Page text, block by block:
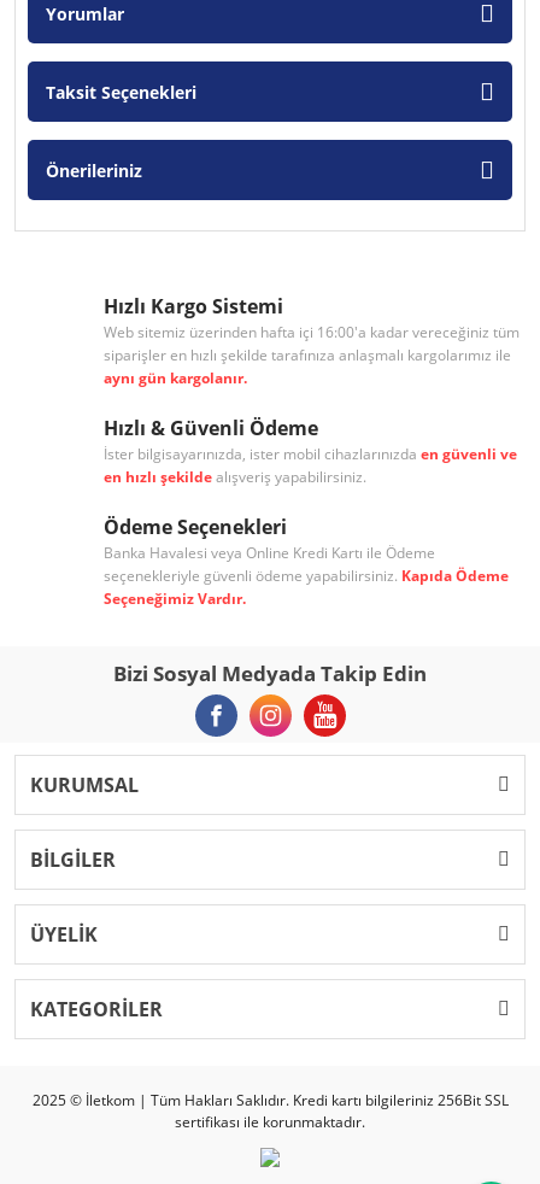
Yorumlar
Taksit Seçenekleri
Önerileriniz
Hızlı Kargo Sistemi
Web sitemiz üzerinden hafta içi 16:00'a kadar vereceğiniz tüm
siparişler en hızlı şekilde tarafınıza anlaşmalı kargolarımız ile
aynı gün kargolanır.
Hızlı & Güvenli Ödeme
İster bilgisayarınızda, ister mobil cihazlarınızda en güvenli ve
en hızlı şekildealışveriş yapabilirsiniz.
Ödeme Seçenekleri
Banka Havalesi veya Online Kredi Kartı ile Ödeme
seçenekleriyle güvenli ödeme yapabilirsiniz. Kapıda Ödeme
Seçeneğimiz Vardır.
Bizi Sosyal Medyada Takip Edin
KURUMSAL
BİLGİLER
ÜYELİK
KATEGORİLER
2025 © İletkom | Tüm Hakları Saklıdır. Kredi kartı bilgileriniz 256Bit SSL
sertifikası ile korunmaktadır.